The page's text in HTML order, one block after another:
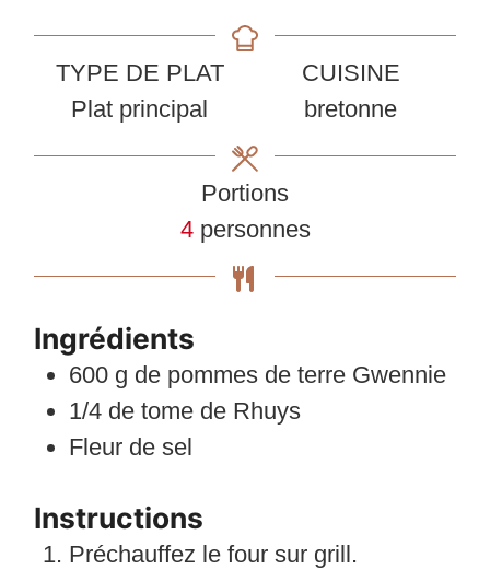
TYPE DE PLAT
Plat principal
CUISINE
bretonne
Portions
4 personnes
Ingrédients
600 g de pommes de terre Gwennie
1/4 de tome de Rhuys
Fleur de sel
Instructions
Préchauffez le four sur grill.